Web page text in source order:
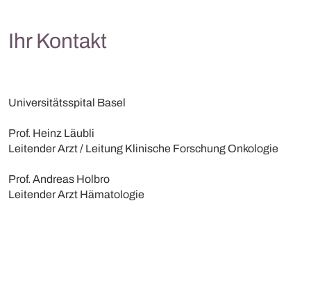
Ihr Kontakt
Universitätsspital Basel
Prof. Heinz Läubli
Leitender Arzt / Leitung Klinische Forschung Onkologie
Prof. Andreas Holbro
Leitender Arzt Hämatologie